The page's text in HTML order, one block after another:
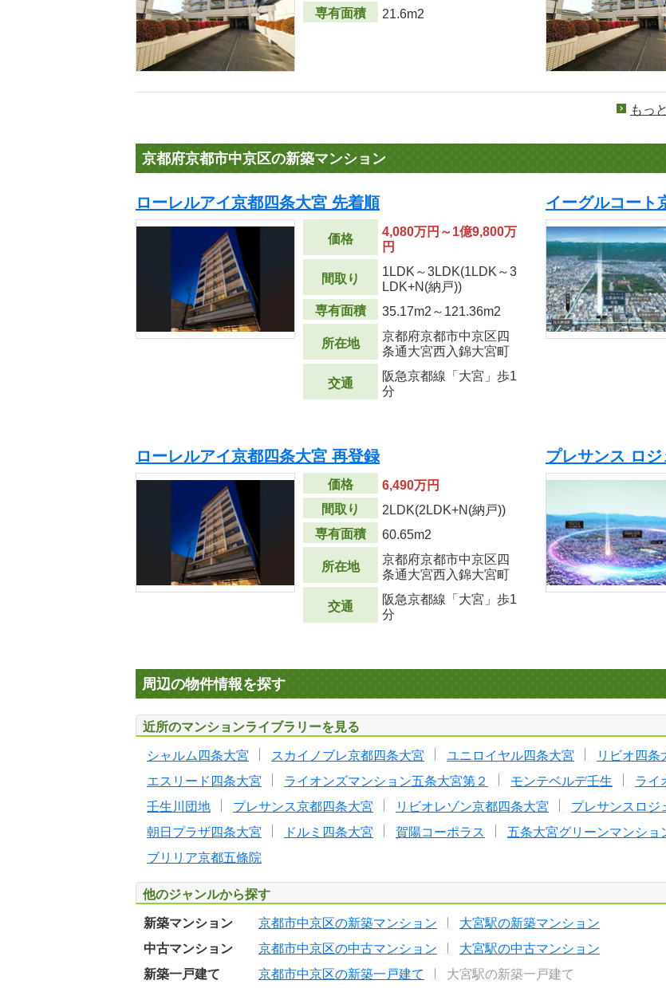
専有面積
21.6m2
もっ
京都府京都市中京区の新築マンション
ローレルアイ京都四条大宮 先着順
価格
4,080万円～1億9,800万
円
間取り
1LDK～3LDK(1LDK～3
LDK+N(納戸))
専有面積
35.17m2 ～121.36m2
所在地
京都府京都市中京区四
条通大宮西入錦大宮町
交通
阪急京都線「大宮」歩1
分
イーグルコート
ローレルアイ京都四条大宮 再登録
価格
6,490万円
間取り
2LDK(2LDK+N(納戸))
専有面積
60.65m2
所在地
京都府京都市中京区四
条通大宮西入錦大宮町
交通
阪急京都線「大宮」歩1
分
プレサンス ロ
周辺の物件情報を探す
近所のマンションライブラリーを見る
シャルム四条大宮 スカイノブレ京都四条大宮 ユニロイヤル四条大宮 リビオ四条
エスリード四条大宮
ライオンズマンション五条大宮第２ モンテベルデ壬生
ライ
壬生川団地
プレサンス京都四条大宮 リビオレゾン京都四条大宮 プレサンスロジ
朝日プラザ四条大宮
ドルミ四条大宮 賀陽コーポラス 五条大宮グリーンマンショ
ブリリア京都五條院
他のジャンルから探す
新築マンション 京都市中京区の新築マンション
大宮駅の新築マンション
中古マンション
京都市中京区の中古マンション
大宮駅の中古マンション
新築一戸建て
京都市中京区の新築一戸建て 大宮駅の新築一戸建て